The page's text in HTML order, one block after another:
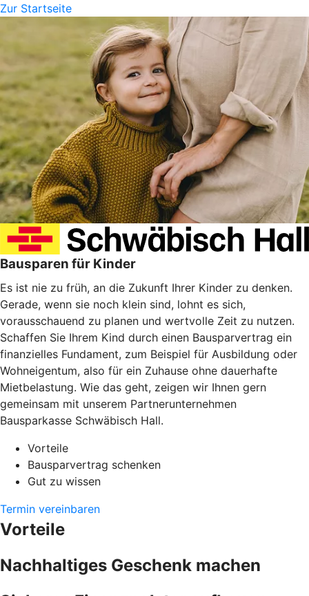
Zur Startseite
Bausparen für Kinder
Es ist nie zu früh, an die Zukunft Ihrer Kinder zu denken.
Gerade, wenn sie noch klein sind, lohnt es sich,
vorausschauend zu planen und wertvolle Zeit zu nutzen.
Schaffen Sie Ihrem Kind durch einen Bausparvertrag ein
finanzielles Fundament, zum Beispiel für Ausbildung oder
Wohneigentum, also für ein Zuhause ohne dauerhafte
Mietbelastung. Wie das geht, zeigen wir Ihnen gern
gemeinsam mit unserem Partnerunternehmen
Bausparkasse Schwäbisch Hall.
Vorteile
Bausparvertrag schenken
Gut zu wissen
Termin vereinbaren
Vorteile
Nachhaltiges Geschenk machen